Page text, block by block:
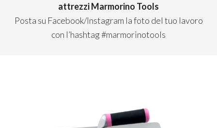
attrezzi Marmorino Tools
Posta su Facebook/Instagram la foto del tuo lavoro
con l’hashtag #marmorinotools